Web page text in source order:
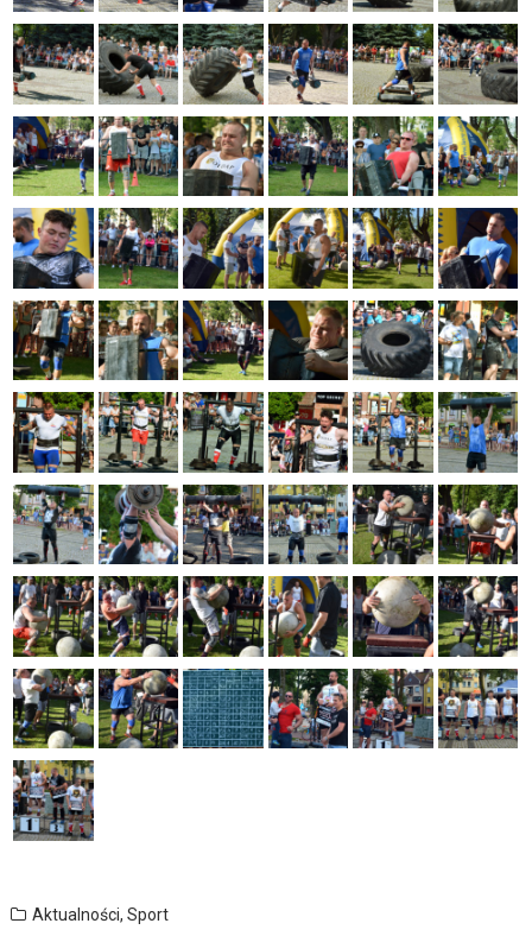
Aktualności,Sport